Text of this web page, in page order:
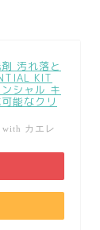
汚れ落と
KIT
シャル キ
能なクリ
with カエレ